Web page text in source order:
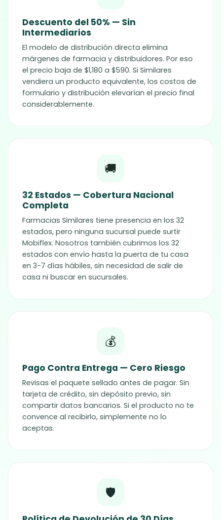
Descuento del 50% — Sin
Intermediarios
El modelo de distribución directa elimina
márgenes de farmacia y distribuidores. Por eso
el precio baja de $1,180 a $590. Si Similares
vendiera un producto equivalente, los costos de
formulario y distribución elevarían el precio final
considerablemente.
🚚
32 Estados — Cobertura Nacional
Completa
Farmacias Similares tiene presencia en los 32
estados, pero ninguna sucursal puede surtir
Mobiflex. Nosotros también cubrimos los 32
estados con envío hasta la puerta de tu casa
en 3-7 días hábiles, sin necesidad de salir de
casa ni buscar en sucursales.
💰
Pago Contra Entrega — Cero Riesgo
Revisas el paquete sellado antes de pagar. Sin
tarjeta de crédito, sin depósito previo, sin
compartir datos bancarios. Si el producto no te
convence al recibirlo, simplemente no lo
aceptas.
🛡️